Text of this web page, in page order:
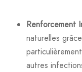
Renforcement
naturelles
autres